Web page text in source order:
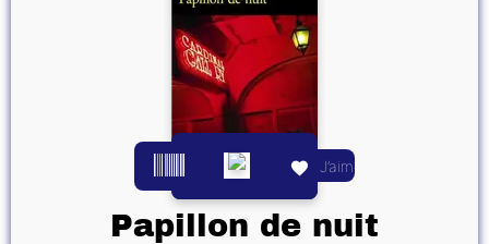
J’aime
Papillon de nuit